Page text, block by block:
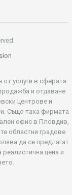
услуги в сферата
и отдаване
центрове и
Също така фирмата
офис в Пловдив,
областни градове
да се предлагат
цена и